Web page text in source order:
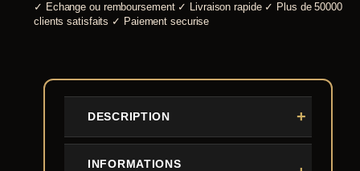
✓ Echange ou remboursement ✓ Livraison rapide ✓ Plus de 50000
clients satisfaits ✓ Paiement securise
DESCRIPTION
INFORMATIONS